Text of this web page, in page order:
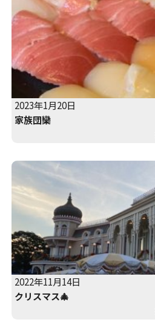
2023年1月20日
家族団欒
2022年11月14日
クリスマス🎄